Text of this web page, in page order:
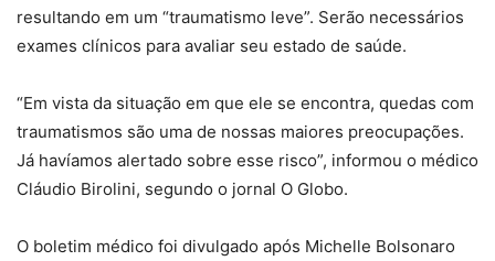
resultando em um “traumatismo leve”. Serão necessários
exames clínicos para avaliar seu estado de saúde.
“Em vista da situação em que ele se encontra, quedas com
traumatismos são uma de nossas maiores preocupações.
Já havíamos alertado sobre esse risco”, informou o médico
Cláudio Birolini, segundo o jornal O Globo.
O boletim médico foi divulgado após Michelle Bolsonaro